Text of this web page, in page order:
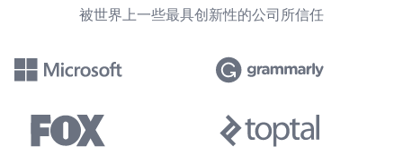
被世界上一些最具创新性的公司所信任